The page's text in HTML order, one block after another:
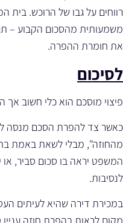
רווחים על גבו של הרוכש. בית
משמעותית מהסכום הקבוע –
את חומרת ההפרה.
לסיכום
פיצוי מוסכם הוא כלי חשוב אך
כאשר צד להפרת הסכם מנסה
מהחוזה", מבלי לשאת באמת
המשפט יראה בו סכום סביר,
לנסיבות.
במכירת דירה שהיא לעיתים